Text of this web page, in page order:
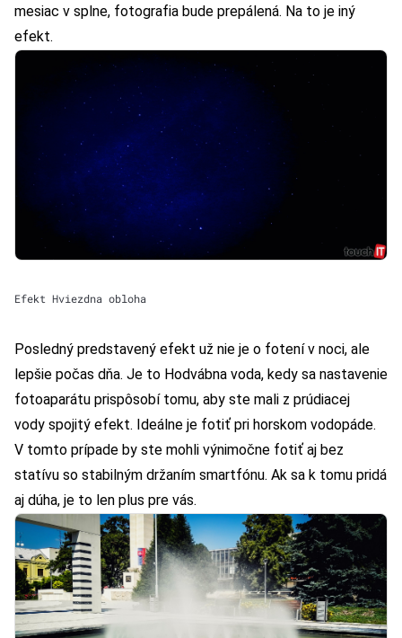
mesiac v splne, fotografia bude prepálená. Na to je iný
efekt.
Efekt Hviezdna obloha
Posledný predstavený efekt už nie je o fotení v noci, ale
lepšie počas dňa. Je to Hodvábna voda, kedy sa nastavenie
fotoaparátu prispôsobí tomu, aby ste mali z prúdiacej
vody spojitý efekt. Ideálne je fotiť pri horskom vodopáde.
V tomto prípade by ste mohli výnimočne fotiť aj bez
statívu so stabilným držaním smartfónu. Ak sa k tomu pridá
aj dúha, je to len plus pre vás.